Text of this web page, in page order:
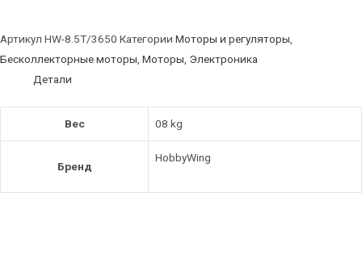
Артикул HW-8.5T/3650 Категории Моторы и регуляторы,
Бесколлекторные моторы, Моторы, Электроника
Детали
Вес 08 kg
Бренд
HobbyWing